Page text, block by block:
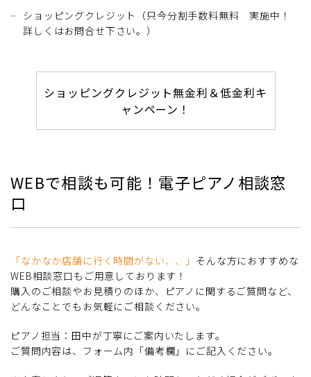
ショッピングクレジット（只今分割手数料無料 実施中！
詳しくはお問合せ下さい。）
ショッピングクレジット無金利＆低金利キ
ャンペーン！
WEBで相談も可能！電子ピアノ相談窓
口
「なかなか店舗に行く時間がない、、」 そんな方におすすめな
WEB相談窓口もご用意しております！
購入のご相談やお見積りのほか、ピアノに関するご質問など、
どんなことでもお気軽にご相談ください。
ピアノ担当：田中が丁寧にご案内いたします。
ご質問内容は、フォーム内「備考欄」にご記入ください。